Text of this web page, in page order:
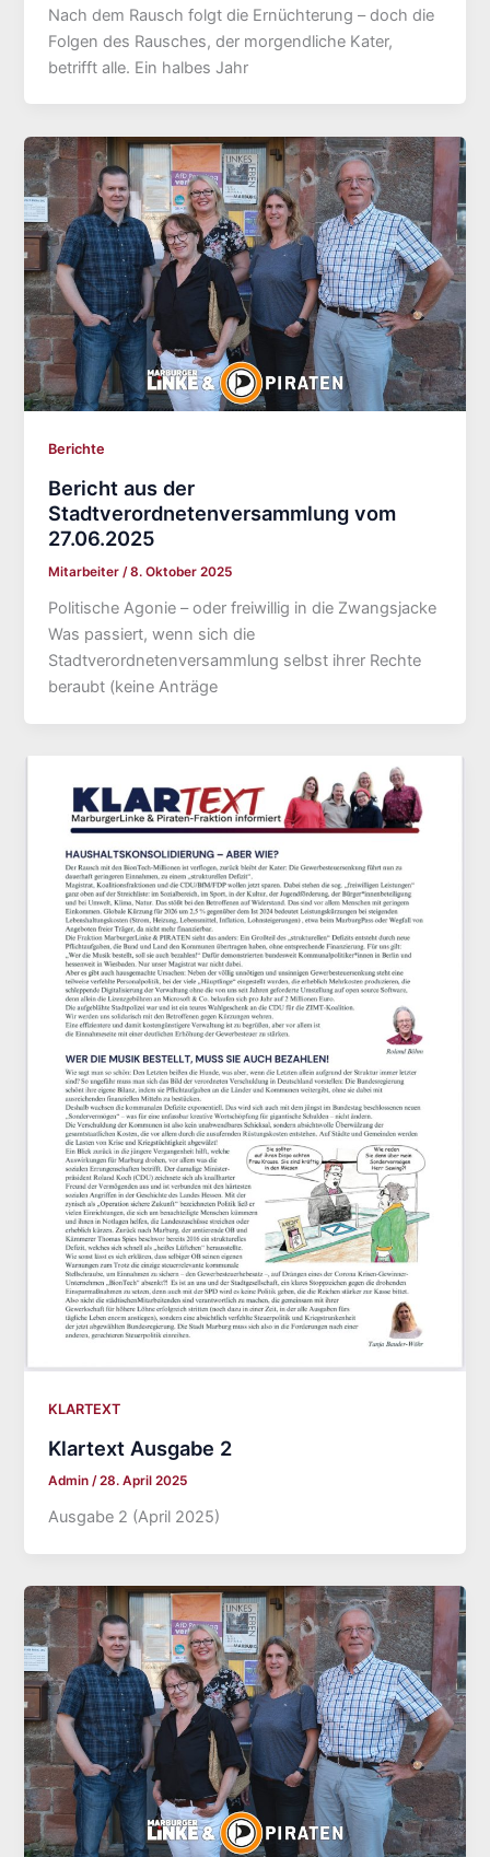
Nach dem Rausch folgt die Ernüchterung – doch die
Folgen des Rausches, der morgendliche Kater,
betrifft alle. Ein halbes Jahr
Berichte
Bericht aus der
Stadtverordnetenversammlung vom
27.06.2025
Mitarbeiter/8. Oktober 2025
Politische Agonie – oder freiwillig in die Zwangsjacke
Was passiert, wenn sich die
Stadtverordnetenversammlung selbst ihrer Rechte
beraubt (keine Anträge
KLARTEXT
Klartext Ausgabe 2
Admin/28. April 2025
Ausgabe 2 (April 2025)